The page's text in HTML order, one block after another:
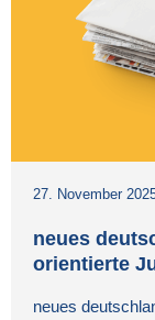
27. November
neues
orientierte
neues